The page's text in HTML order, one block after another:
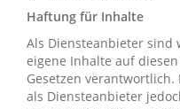
Haftung für Inhalte
Als Diensteanbieter sind
eigene Inhalte auf
Gesetzen verantwortlich.
als Diensteanbieter